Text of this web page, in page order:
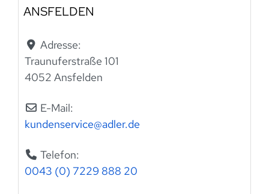
ANSFELDEN
Adresse:
Traunuferstraße 101
4052 Ansfelden
E-Mail:
kundenservice@adler.de
Telefon:
0043 (0) 7229 888 20